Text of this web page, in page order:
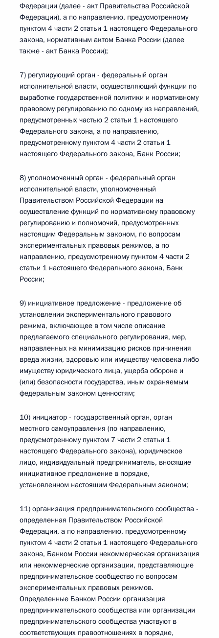
Федерации (далее - акт Правительства Российской
Федерации), а по направлению, предусмотренному
пунктом 4 части 2 статьи 1 настоящего Федерального
закона, нормативным актом Банка России (далее
также - акт Банка России);
7) регулирующий орган - федеральный орган
исполнительной власти, осуществляющий функции по
выработке государственной политики и нормативному
правовому регулированию по одному из направлений,
предусмотренных частью 2 статьи 1 настоящего
Федерального закона, а по направлению,
предусмотренному пунктом 4 части 2 статьи 1
настоящего Федерального закона, Банк России;
8) уполномоченный орган - федеральный орган
исполнительной власти, уполномоченный
Правительством Российской Федерации на
осуществление функций по нормативному правовому
регулированию и полномочий, предусмотренных
настоящим Федеральным законом, по вопросам
экспериментальных правовых режимов, а по
направлению, предусмотренному пунктом 4 части 2
статьи 1 настоящего Федерального закона, Банк
России;
9) инициативное предложение - предложение об
установлении экспериментального правового
режима, включающее в том числе описание
предлагаемого специального регулирования, мер,
направленных на минимизацию рисков причинения
вреда жизни, здоровью или имуществу человека либо
имуществу юридического лица, ущерба обороне и
(или) безопасности государства, иным охраняемым
федеральным законом ценностям;
10) инициатор - государственный орган, орган
местного самоуправления (по направлению,
предусмотренному пунктом 7 части 2 статьи 1
настоящего Федерального закона), юридическое
лицо, индивидуальный предприниматель, вносящие
инициативное предложение в порядке,
установленном настоящим Федеральным законом;
11) организация предпринимательского сообщества -
определенная Правительством Российской
Федерации, а по направлению, предусмотренному
пунктом 4 части 2 статьи 1 настоящего Федерального
закона, Банком России некоммерческая организация
или некоммерческие организации, представляющие
предпринимательское сообщество по вопросам
экспериментальных правовых режимов.
Определенные Банком России организация
предпринимательского сообщества или организации
предпринимательского сообщества участвуют в
соответствующих правоотношениях в порядке,